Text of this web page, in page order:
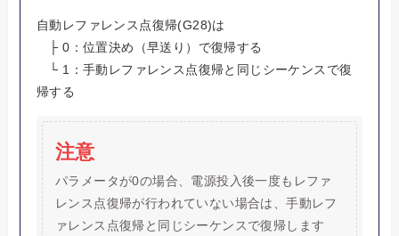
自動レファレンス点復帰(G28)は
├ 0：位置決め（早送り）で復帰する
└ 1：手動レファレンス点復帰と同じシーケンスで復
帰する
注意
パラメータが0の場合、電源投入後一度もレファ
レンス点復帰が行われていない場合は、手動レフ
ァレンス点復帰と同じシーケンスで復帰します